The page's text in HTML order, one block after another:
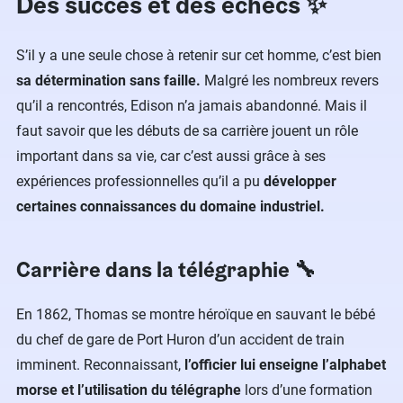
S’il y a une seule chose à retenir sur cet homme, c’est bien
sa détermination sans faille. Malgré les nombreux revers
qu’il a rencontrés, Edison n’a jamais abandonné. Mais il
faut savoir que les débuts de sa carrière jouent un rôle
important dans sa vie, car c’est aussi grâce à ses
expériences professionnelles qu’il a pu développer
certaines connaissances du domaine industriel.
Carrière dans la télégraphie 🔧
En 1862, Thomas se montre héroïque en sauvant le bébé
du chef de gare de Port Huron d’un accident de train
imminent. Reconnaissant, l’officier lui enseigne l’alphabet
morse et l’utilisation du télégraphe lors d’une formation